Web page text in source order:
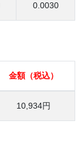
0.0030
金額（税込）
10,934円